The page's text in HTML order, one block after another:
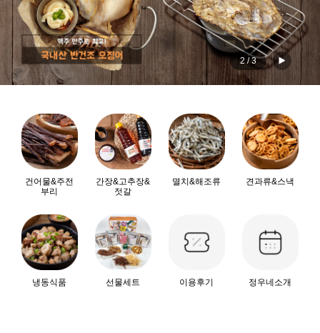
2/3
건어물&주전
부리
간장&고추장&
젓갈
멸치&해조류 견과류&스낵
냉동식품 선물세트 이용후기 정우네소개